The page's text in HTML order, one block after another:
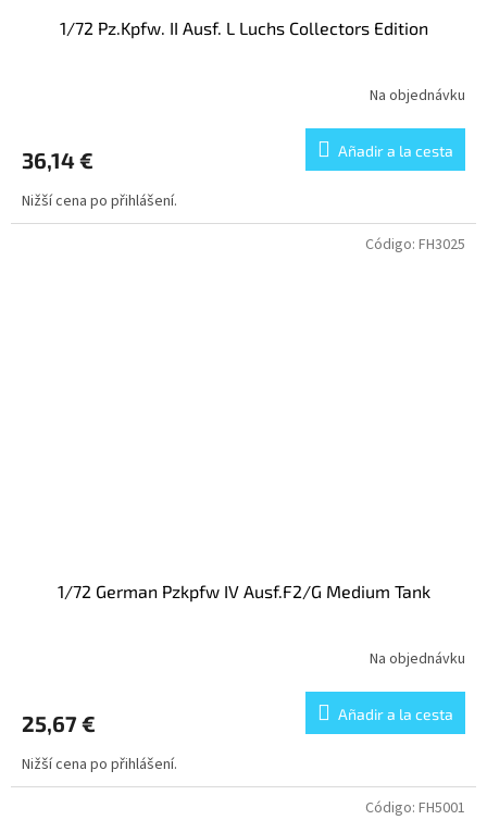
1/72 Pz.Kpfw. II Ausf. L Luchs Collectors Edition
Na objednávku
36,14 € Añadir a la cesta
Nižší cena po přihlášení.
1/72 German Pzkpfw IV Ausf.F2/G Medium Tank
Na objednávku
25,67 € Añadir a la cesta
Nižší cena po přihlášení.
Código: FH3025
Código: FH5001